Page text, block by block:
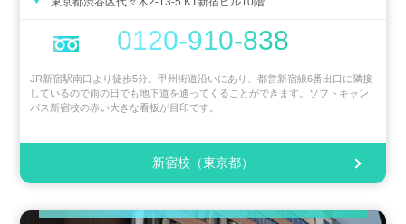
0120-910-838
JR新宿駅南口より徒歩5分。甲州街道沿いにあり、都営新宿線6番出口に隣接
しているので雨の日でも地下道を通ってくることができます。ソフトキャン
パス新宿校の赤い大きな看板が目印です。
新宿校（東京都）